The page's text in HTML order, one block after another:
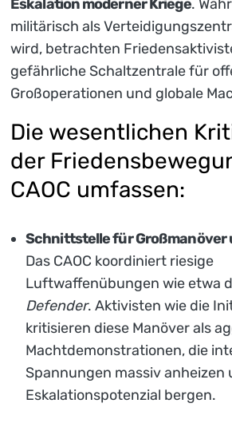
Eskalation moderner Kriege.
militärisch als
wird, betrachten
gefährliche Schaltzentrale für
Großoperationen und globale
Die wesentlichen
der
CAOC umfassen:
Schnittstelle für Großmanöver
Das CAOC koordiniert riesige
Luftwaffenübungen wie etwa
Defender. Aktivisten wie die
kritisieren diese Manöver als
Machtdemonstrationen, die
Spannungen massiv anheizen
Eskalationspotenzial bergen.